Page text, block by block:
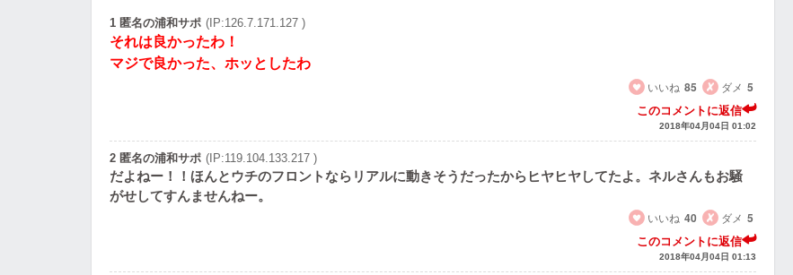
1 匿名の浦和サポ (IP:126.7.171.127 )
それは良かったわ！
マジで良かった、ホッとしたわ
いいね 85 ダメ 5
このコメントに返信
2018年04月04日 01:02
2 匿名の浦和サポ (IP:119.104.133.217 )
だよねー！！ほんとウチのフロントならリアルに動きそうだったからヒヤヒヤしてたよ。ネルさんもお騒
がせしてすんませんねー。
いいね 40 ダメ 5
このコメントに返信
2018年04月04日 01:13